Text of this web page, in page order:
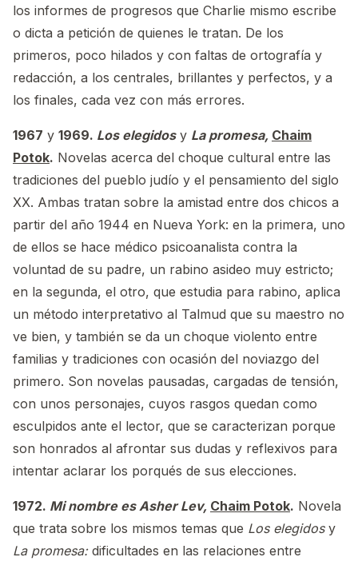
los informes de progresos que Charlie mismo escribe
o dicta a petición de quienes le tratan. De los
primeros, poco hilados y con faltas de ortografía y
redacción, a los centrales, brillantes y perfectos, y a
los finales, cada vez con más errores.
1967 y 1969. Los elegidosy La promesa, Chaim
Potok. Novelas acerca del choque cultural entre las
tradiciones del pueblo judío y el pensamiento del siglo
XX. Ambas tratan sobre la amistad entre dos chicos a
partir del año 1944 en Nueva York: en la primera, uno
de ellos se hace médico psicoanalista contra la
voluntad de su padre, un rabino asideo muy estricto;
en la segunda, el otro, que estudia para rabino, aplica
un método interpretativo al Talmud que su maestro no
ve bien, y también se da un choque violento entre
familias y tradiciones con ocasión del noviazgo del
primero. Son novelas pausadas, cargadas de tensión,
con unos personajes, cuyos rasgos quedan como
esculpidos ante el lector, que se caracterizan porque
son honrados al afrontar sus dudas y reflexivos para
intentar aclarar los porqués de sus elecciones.
1972. Mi nombre es Asher Lev, Chaim Potok. Novela
que trata sobre los mismos temas que Los elegidosy
La promesa:dificultades en las relaciones entre